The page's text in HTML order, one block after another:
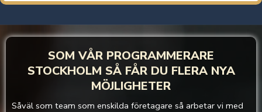
SOM VÅR PROGRAMMERARE
STOCKHOLM SÅ FÅR DU FLERA NYA
MÖJLIGHETER
Såväl som team som enskilda företagare så arbetar vi med